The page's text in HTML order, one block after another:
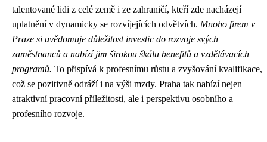
talentované lidi z celé země i ze zahraničí, kteří zde nacházejí
uplatnění v dynamicky se rozvíjejících odvětvích. Mnoho firem v
Praze si uvědomuje důležitost investic do rozvoje svých
zaměstnanců a nabízí jim širokou škálu benefitů a vzdělávacích
programů. To přispívá k profesnímu růstu a zvyšování kvalifikace,
což se pozitivně odráží i na výši mzdy. Praha tak nabízí nejen
atraktivní pracovní příležitosti, ale i perspektivu osobního a
profesního rozvoje.